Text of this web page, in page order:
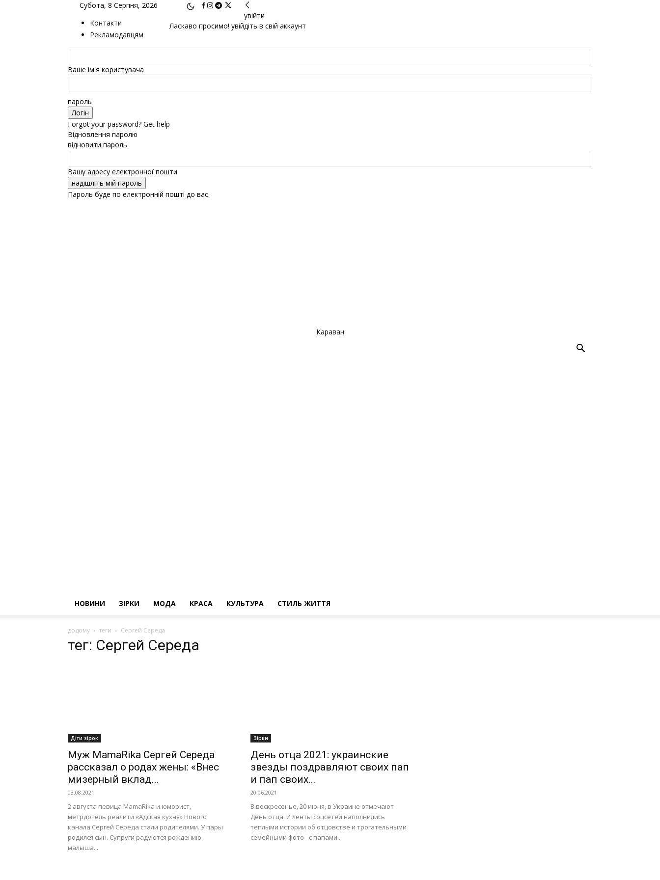
Субота, 8 Серпня, 2026
Контакти
Рекламодавцям
увійти
Ласкаво просимо! увійдіть в свій аккаунт
Ваше ім'я користувача
пароль
Forgot your password? Get help
Відновлення паролю
відновити пароль
Вашу адресу електронної пошти
Пароль буде по електронній пошті до вас.
Караван
НОВИНИ ЗІРКИ МОДА КРАСА КУЛЬТУРА СТИЛЬ ЖИТТЯ
додому теги Сергей Середа
тег: Сергей Середа
Діти зірок
Муж MamaRika Сергей Середа
рассказал о родах жены: «Внес
мизерный вклад...
03.08.2021
2 августа певица MamaRika и юморист,
метрдотель реалити «Адская кухня» Нового
канала Сергей Середа стали родителями. У пары
родился сын. Супруги радуются рождению
малыша...
Зірки
День отца 2021: украинские
звезды поздравляют своих пап
и пап своих...
20.06.2021
В воскресенье, 20 июня, в Украине отмечают
День отца. И ленты соцсетей наполнились
теплыми истории об отцовстве и трогательными
семейными фото - с папами...